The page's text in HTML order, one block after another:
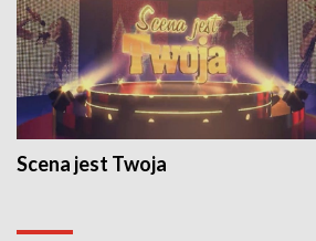
Scena jest Twoja